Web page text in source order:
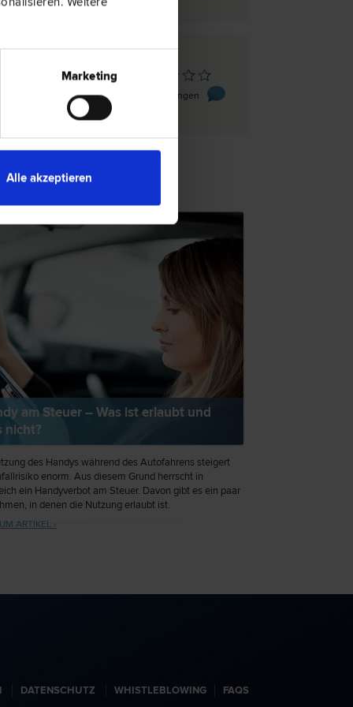
Marketing
Alle akzeptieren
0 Bewertungen
am Steuer – Was ist erlaubt und
nicht?
des Handys während des Autofahrens steigert
enorm. Aus diesem Grund herrscht in
ein Handyverbot am Steuer. Davon gibt es ein paar
in denen die Nutzung erlaubt ist.
ARTIKEL ›
DATENSCHUTZ WHISTLEBLOWING FAQS